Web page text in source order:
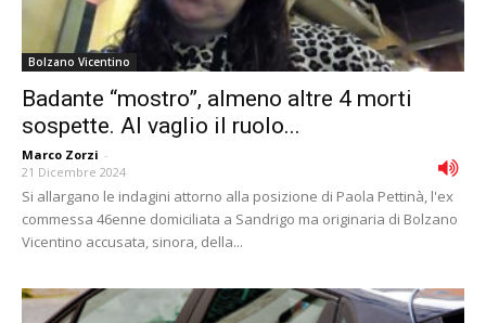
Bolzano Vicentino
Badante “mostro”, almeno altre 4 morti
sospette. Al vaglio il ruolo...
Marco Zorzi -
21 Dicembre 2024
Si allargano le indagini attorno alla posizione di Paola Pettinà, l'ex
commessa 46enne domiciliata a Sandrigo ma originaria di Bolzano
Vicentino accusata, sinora, della...